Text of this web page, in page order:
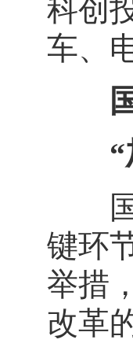
科创
车、
“加
国
键环
举措
改革